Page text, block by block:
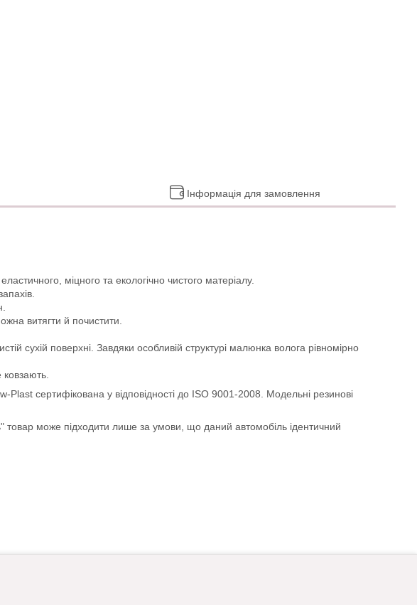
Інформація для замовлення
міцного та екологічно чистого матеріалу.
витягти й почистити.
сухій поверхні. Завдяки особливій структурі малюнка волога рівномірно
сертифікована у відповідності до ISO 9001-2008. Модельні резинові
товар може підходити лише за умови, що даний автомобіль ідентичний